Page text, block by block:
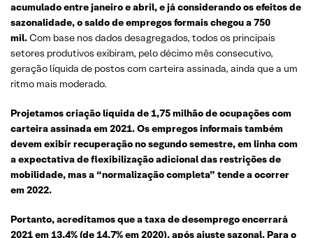
acumulado entre janeiro e abril, e já considerando os efeitos de
sazonalidade, o saldo de empregos formais chegou a 750
mil.Com base nos dados desagregados, todos os principais
setores produtivos exibiram, pelo décimo mês consecutivo,
geração líquida de postos com carteira assinada, ainda que a um
ritmo mais moderado.
Projetamos criação líquida de 1,75 milhão de ocupações com
carteira assinada em 2021. Os empregos informais também
devem exibir recuperação no segundo semestre, em linha com
a expectativa de flexibilização adicional das restrições de
mobilidade, mas a “normalização completa” tende a ocorrer
em 2022.
Portanto, acreditamos que a taxa de desemprego encerrará
2021 em 13,4% (de 14,7% em 2020), após ajuste sazonal. Para o